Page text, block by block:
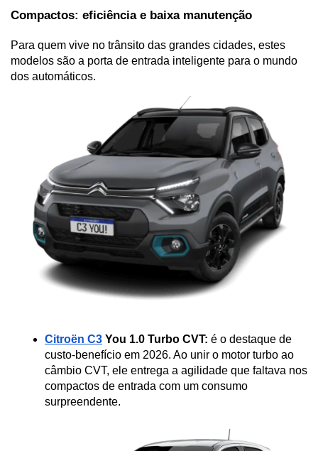
Compactos: eficiência e baixa manutenção
Para quem vive no trânsito das grandes cidades, estes
modelos são a porta de entrada inteligente para o mundo
dos automáticos.
Citroën C3 You 1.0 Turbo CVT: é o destaque de
custo-benefício em 2026. Ao unir o motor turbo ao
câmbio CVT, ele entrega a agilidade que faltava nos
compactos de entrada com um consumo
surpreendente.